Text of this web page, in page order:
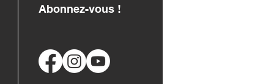
Abonnez-vous !